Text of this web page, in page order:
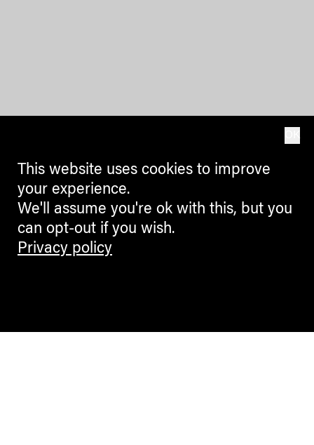
This website uses cookies to improve
your experience.
We'll assume you're ok with this, but you
can opt-out if you wish.
Privacy policy